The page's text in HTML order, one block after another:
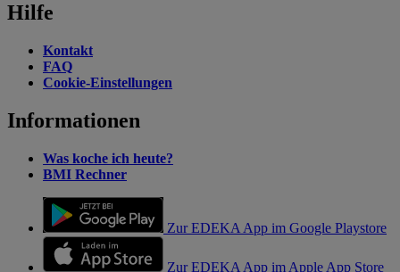
Hilfe
Kontakt
FAQ
Cookie-Einstellungen
Informationen
Was koche ich heute?
BMI Rechner
Zur EDEKA App im Google Playstore
Zur EDEKA App im Apple App Store